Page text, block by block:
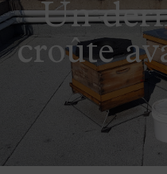
Un
croûte